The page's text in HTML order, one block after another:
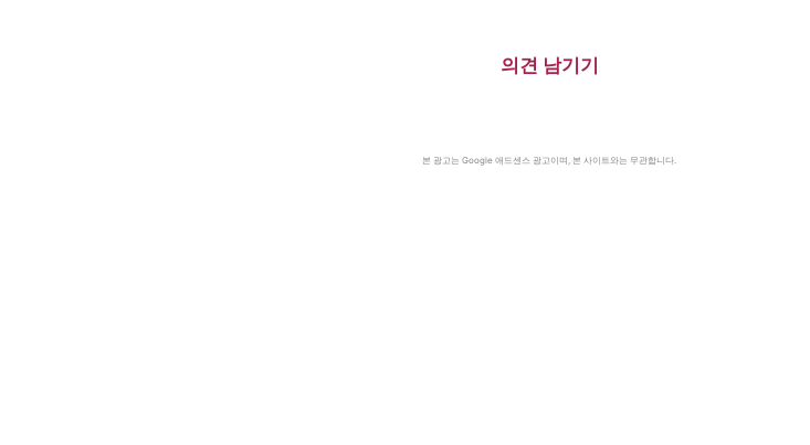
의견 남기기
본 광고는 Google 애드센스 광고이며, 본 사이트와는 무관합니다.